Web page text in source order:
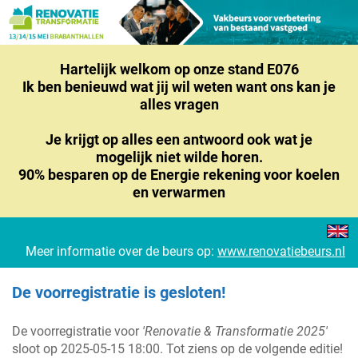
Hartelijk welkom op onze stand E076
Ik ben benieuwd wat jij wil weten want ons kan je
alles vragen
Je krijgt op alles een antwoord ook wat je
mogelijk niet wilde horen.
90% besparen op de Energie rekening voor koelen
en verwarmen
Meer informatie over de beurs op: www.renovatiebeurs.nl
De voorregistratie is gesloten!
De voorregistratie voor 'Renovatie & Transformatie 2025'
sloot op 2025-05-15 18:00. Tot ziens op de volgende editie!